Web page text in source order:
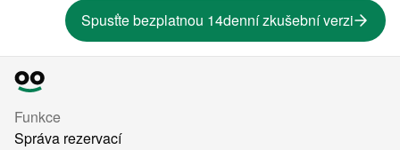
Spusťte bezplatnou 14denní zkušební verzi
Funkce
Správa rezervací